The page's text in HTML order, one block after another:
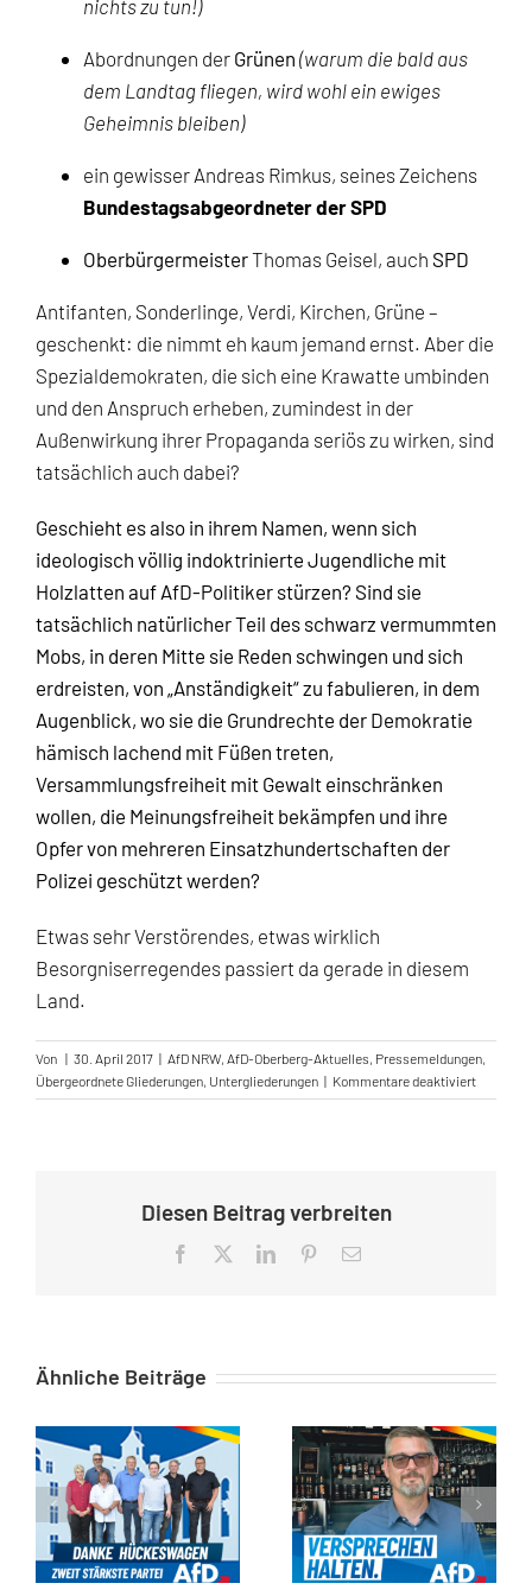
nichts zu tun!)
Abordnungen der Grünen (warum die bald aus
dem Landtag fliegen, wird wohl ein ewiges
Geheimnis bleiben)
ein gewisser Andreas Rimkus, seines Zeichens
Bundestagsabgeordneter der SPD
OberbürgermeisterThomas Geisel, auch SPD
Antifanten, Sonderlinge, Verdi, Kirchen, Grüne –
geschenkt: die nimmt eh kaum jemand ernst. Aber die
Spezialdemokraten, die sich eine Krawatte umbinden
und den Anspruch erheben, zumindest in der
Außenwirkung ihrer Propaganda seriös zu wirken, sind
tatsächlich auch dabei?
Geschieht es also in ihrem Namen, wenn sich
ideologisch völlig indoktrinierte Jugendliche mit
Holzlatten auf AfD-Politiker stürzen? Sind sie
tatsächlich natürlicher Teil des schwarz vermummten
Mobs, in deren Mitte sie Reden schwingen und sich
erdreisten, von „Anständigkeit“ zu fabulieren, in dem
Augenblick, wo sie die Grundrechte der Demokratie
hämisch lachend mit Füßen treten,
Versammlungsfreiheit mit Gewalt einschränken
wollen, die Meinungsfreiheit bekämpfen und ihre
Opfer von mehreren Einsatzhundertschaften der
Polizei geschützt werden?
Etwas sehr Verstörendes, etwas wirklich
Besorgniserregendes passiert da gerade in diesem
Land.
Von | 30. April 2017 | AfD NRW AfD-Oberberg-Aktuelles Pressemeldungen
Übergeordnete Gliederungen Untergliederungen | Kommentare deaktiviertfür
Die
Diesen Beitrag verbreiten
Facebook LinkedInPinterest
E-
Ähnliche Beiträge